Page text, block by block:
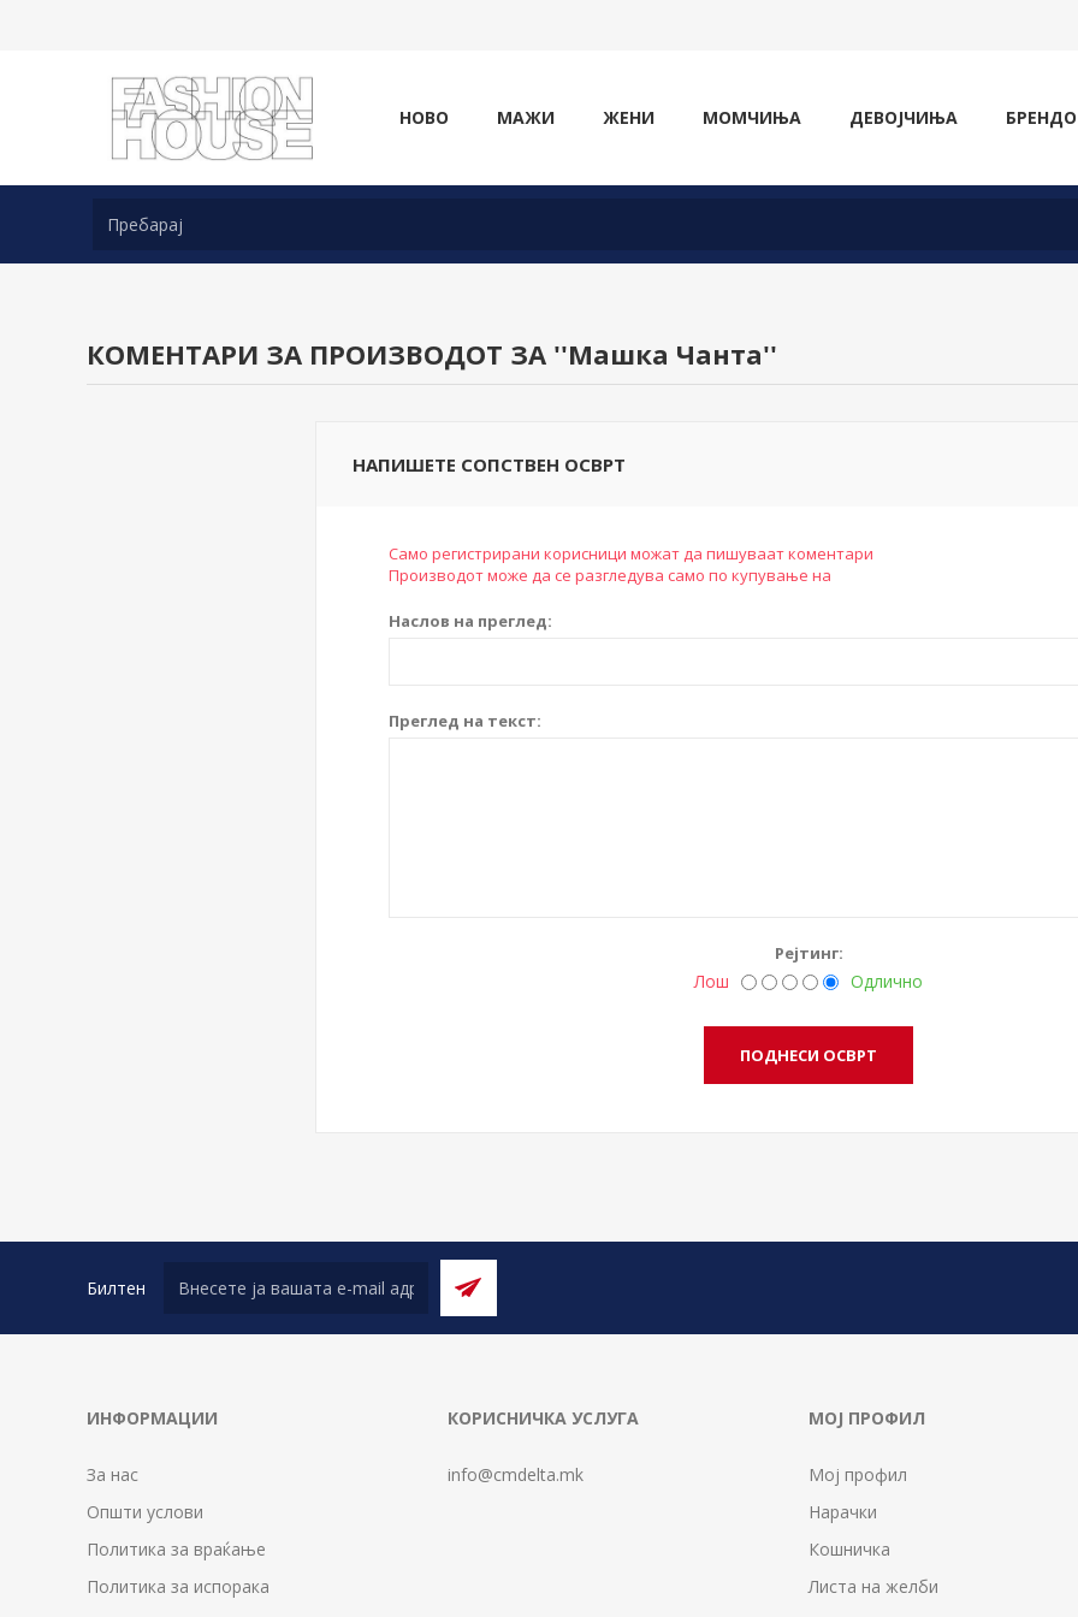
НОВО МАЖИ ЖЕНИ МОМЧИЊА ДЕВОЈЧИЊА
КОМЕНТАРИ ЗА ПРОИЗВОДОТ ЗА Машка Чанта
НАПИШЕТЕ СОПСТВЕН ОСВРТ
Само регистрирани корисници можат да пишуваат коментари
Производот може да се разгледува само по купување на
Наслов на преглед:
Преглед на текст:
Рејтинг:
Лош Одлично
Билтен
ИНФОРМАЦИИ
За нас
Општи услови
Политика за враќање
Политика за испорака
КОРИСНИЧКА УСЛУГА
info@cmdelta.mk
МОЈ ПРОФИЛ
Мој профил
Нарачки
Кошничка
Листа на желби